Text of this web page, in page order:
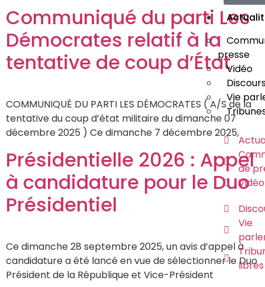
presse
Vidéo
Vie
de
Vidéo
Vie
libres
Communiqué du parti Les
Démocrates relatif à la
tentative de coup d’État
COMMUNIQUÉ DU PARTI LES DÉMOCRATES ( A/S de la
tentative du coup d’état militaire du dimanche 07
décembre 2025 ) Ce dimanche 7 décembre 2025,
Présidentielle 2026 : Appel
à candidature pour le Duo
Présidentiel
Ce dimanche 28 septembre 2025, un avis d’appel à
candidature a été lancé en vue de sélectionner le Duo
Président de la République et Vice-Président